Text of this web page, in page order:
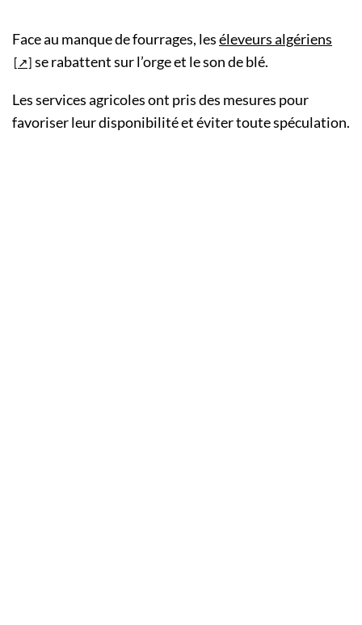
Face au manque de fourrages, leséleveurs algériens
se rabattent sur l’orge et le son de blé.
Les services agricoles ont pris des mesures pour
favoriser leur disponibilité et éviter toute spéculation.